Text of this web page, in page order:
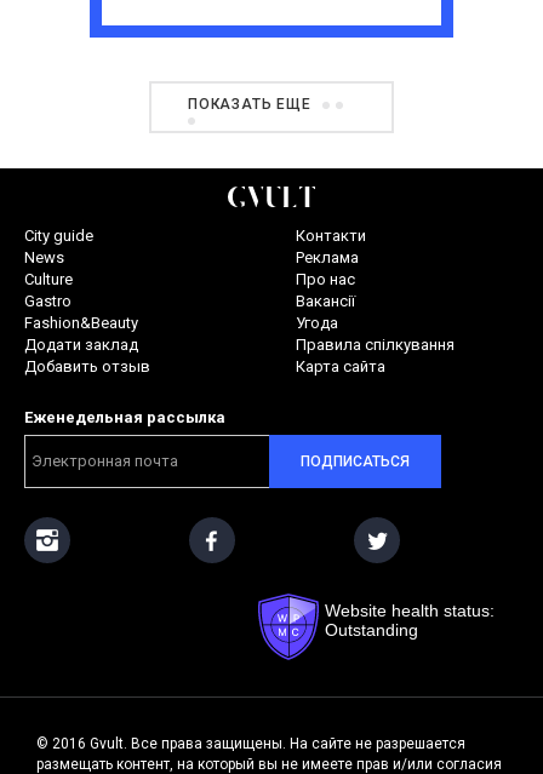
ПОКАЗАТЬ ЕЩЕ
City guide
News
Culture
Gastro
Fashion&Beauty
Додати заклад
Добавить отзыв
Контакти
Реклама
Про нас
Вакансії
Угода
Правила спілкування
Карта сайта
Еженедельная рассылка
ПОДПИСАТЬСЯ
Website health status:
Outstanding
© 2016 Gvult. Все права защищены. На сайте не разрешается
размещать контент, на который вы не имеете прав и/или согласия